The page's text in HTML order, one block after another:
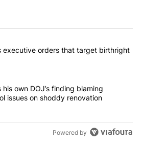
the most commented articles in the last
signs executive orders that
executive orders that target birthright
"Trump rejects his own DOJ’s finding
own DOJ’s finding blaming
issues on shoddy renovation
Powered by